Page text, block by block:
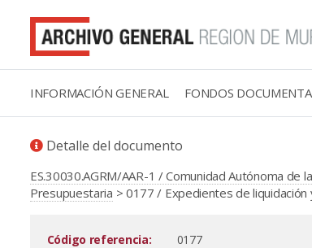
INFORMACIÓN GENERAL FONDOS
Detalle del documento
ES.30030.AGRM/AAR-1 / Comunidad Autónoma de
Presupuestaria > 0177 / Expedientes de
Código referencia:
0177